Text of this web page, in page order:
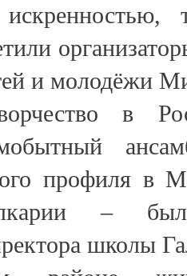
и молодёжи
в
профиля в
–
школы